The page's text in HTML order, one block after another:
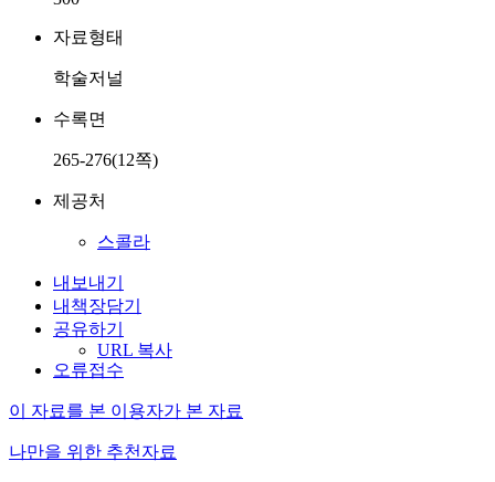
자료형태
학술저널
수록면
265-276(12쪽)
제공처
스콜라
내보내기
내책장담기
공유하기
URL 복사
오류접수
이 자료를 본 이용자가 본 자료
나만을 위한 추천자료